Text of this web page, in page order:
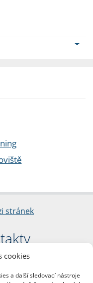
cookies
a další sledovací nástroje
stránek
1/2